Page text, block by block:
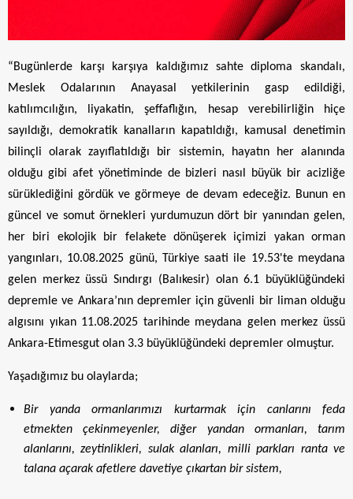
“Bugünlerde karşı karşıya kaldığımız sahte diploma skandalı,
Meslek Odalarının Anayasal yetkilerinin gasp edildiği,
katılımcılığın, liyakatin, şeffaflığın, hesap verebilirliğin hiçe
sayıldığı, demokratik kanalların kapatıldığı, kamusal denetimin
bilinçli olarak zayıflatıldığı bir sistemin, hayatın her alanında
olduğu gibi afet yönetiminde de bizleri nasıl büyük bir acizliğe
sürüklediğini gördük ve görmeye de devam edeceğiz. Bunun en
güncel ve somut örnekleri yurdumuzun dört bir yanından gelen,
her biri ekolojik bir felakete dönüşerek içimizi yakan orman
yangınları, 10.08.2025 günü, Türkiye saati ile 19.53'te meydana
gelen merkez üssü Sındırgı (Balıkesir) olan 6.1 büyüklüğündeki
depremle ve Ankara’nın depremler için güvenli bir liman olduğu
algısını yıkan 11.08.2025 tarihinde meydana gelen merkez üssü
Ankara-Etimesgut olan 3.3 büyüklüğündeki depremler olmuştur.
Yaşadığımız bu olaylarda;
Bir yanda ormanlarımızı kurtarmak için canlarını feda
etmekten çekinmeyenler, diğer yandan ormanları, tarım
alanlarını, zeytinlikleri, sulak alanları, milli parkları ranta ve
talana açarak afetlere davetiye çıkartan bir sistem,